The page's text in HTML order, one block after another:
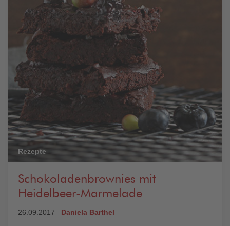
Rezepte
Schokoladenbrownies mit
Heidelbeer-Marmelade
26.09.2017 Daniela Barthel